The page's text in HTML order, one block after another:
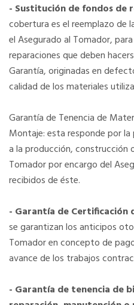
- Sustitución de fondos de
cobertura es el reemplazo de
el Asegurado al Tomador,
reparaciones que deben
Garantía, originadas en
calidad de los materiales
Garantía de Tenencia de
Montaje: esta responde por
a la producción, construcción
Tomador por encargo del
recibidos de éste.
- Garantía de Certificación
se garantizan los anticipos
Tomador en concepto de
avance de los trabajos
- Garantía de tenencia de